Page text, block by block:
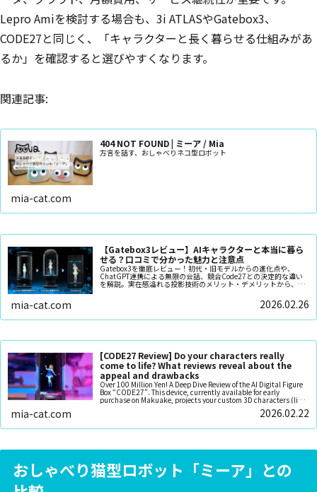
Lepro Amiを検討する場合も、3i ATLASやGatebox3、
CODE27と同じく、「キャラクターと長く暮らせる仕組みがあ
るか」を確認すると選びやすくなります。
関連記事:
404 NOT FOUND | ミーア / Mia
方言を話す、おしゃべりネコ型ロボット
mia-cat.com
【Gatebox3レビュー】AIキャラクターと本当に暮ら
せる？口コミで分かった魅力と注意点
Gatebox3を徹底レビュー！初代・旧モデルからの進化点や、
ChatGPT連携による無限の会話、競合Code27との決定的な違い
を解説。実在感溢れる投影技術のメリット・デメリットから、猫
型ロボット「ミーア」との比較まで。推しと暮らす未来がこの一
mia-cat.com 2026.02.26
[CODE27 Review] Do your characters really
come to life? What reviews reveal about the
appeal and drawbacks
Over 100 Million Yen! A Deep Dive Review of the AI Digital Figure
Box “CODE27”. This device, currently available for early
purchase on Makuake, projects your custom 3D characters (like
VRoid) and lets you live with your “ideal companion” powered by
ChatGPT and local AI. We cover everything: user reviews, specs,
mia-cat.com 2026.02.22
おしゃべり猫型ロボット「ミーア」との